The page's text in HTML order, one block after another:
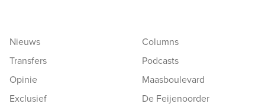
Nieuws
Transfers
Opinie
Exclusief
Columns
Podcasts
Maasboulevard
De Feijenoorder